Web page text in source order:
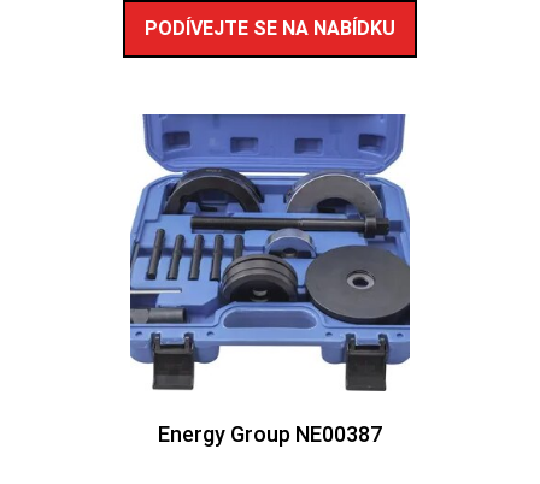
PODÍVEJTE SE NA NABÍDKU
Energy Group NE00387